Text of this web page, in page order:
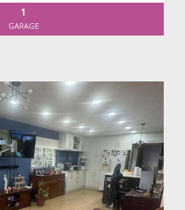
1
GARAGE